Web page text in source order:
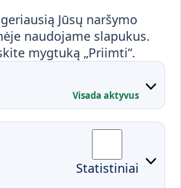
Jūsų naršymo
naudojame slapukus.
mygtuką „Priimti“.
Visada aktyvus
Statistiniai
Karjera
Studentų atstovybė